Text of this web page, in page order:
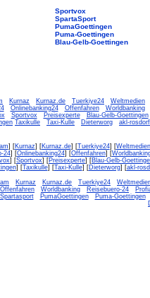
Sportvox
SpartaSport
PumaGoettingen
Puma-Goettingen
Blau-Gelb-Goettingen
Kurnaz Kurnaz.de Tuerkiye24 Weltmedien
Onlinebanking24 Offenfahren Worldbanking
Sportvox Preisexperte Blau-Gelb-Goettingen
Taxikulle Taxi-Kulle Dieterworg akl-rosdorf
] [Kurnaz] [Kurnaz.de] [Tuerkiye24] [Weltmedien
24] [Onlinebanking24] [Offenfahren] [
] [Sportvox] [Preisexperte] [Blau-Gelb-
] [Taxikulle] [Taxi-Kulle] [Dieterworg] [akl-
Kurnaz Kurnaz.de Tuerkiye24
Offenfahren Worldbanking Reisebuero-24
Spartasport PumaGoettingen Puma-Goettingen